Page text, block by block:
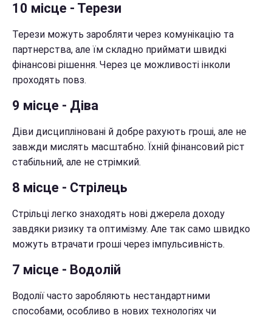
10 місце - Терези
Терези можуть заробляти через комунікацію та
партнерства, але їм складно приймати швидкі
фінансові рішення. Через це можливості інколи
проходять повз.
9 місце - Діва
Діви дисципліновані й добре рахують гроші, але не
завжди мислять масштабно. Їхній фінансовий ріст
стабільний, але не стрімкий.
8 місце - Стрілець
Стрільці легко знаходять нові джерела доходу
завдяки ризику та оптимізму. Але так само швидко
можуть втрачати гроші через імпульсивність.
7 місце - Водолій
Водолії часто заробляють нестандартними
способами, особливо в нових технологіях чи